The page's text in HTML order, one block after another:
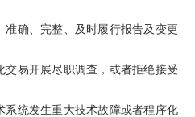
准确、完整、及时履行报告及变更
交易开展尽职调查，或者拒绝接受
系统发生重大技术故障或者程序化